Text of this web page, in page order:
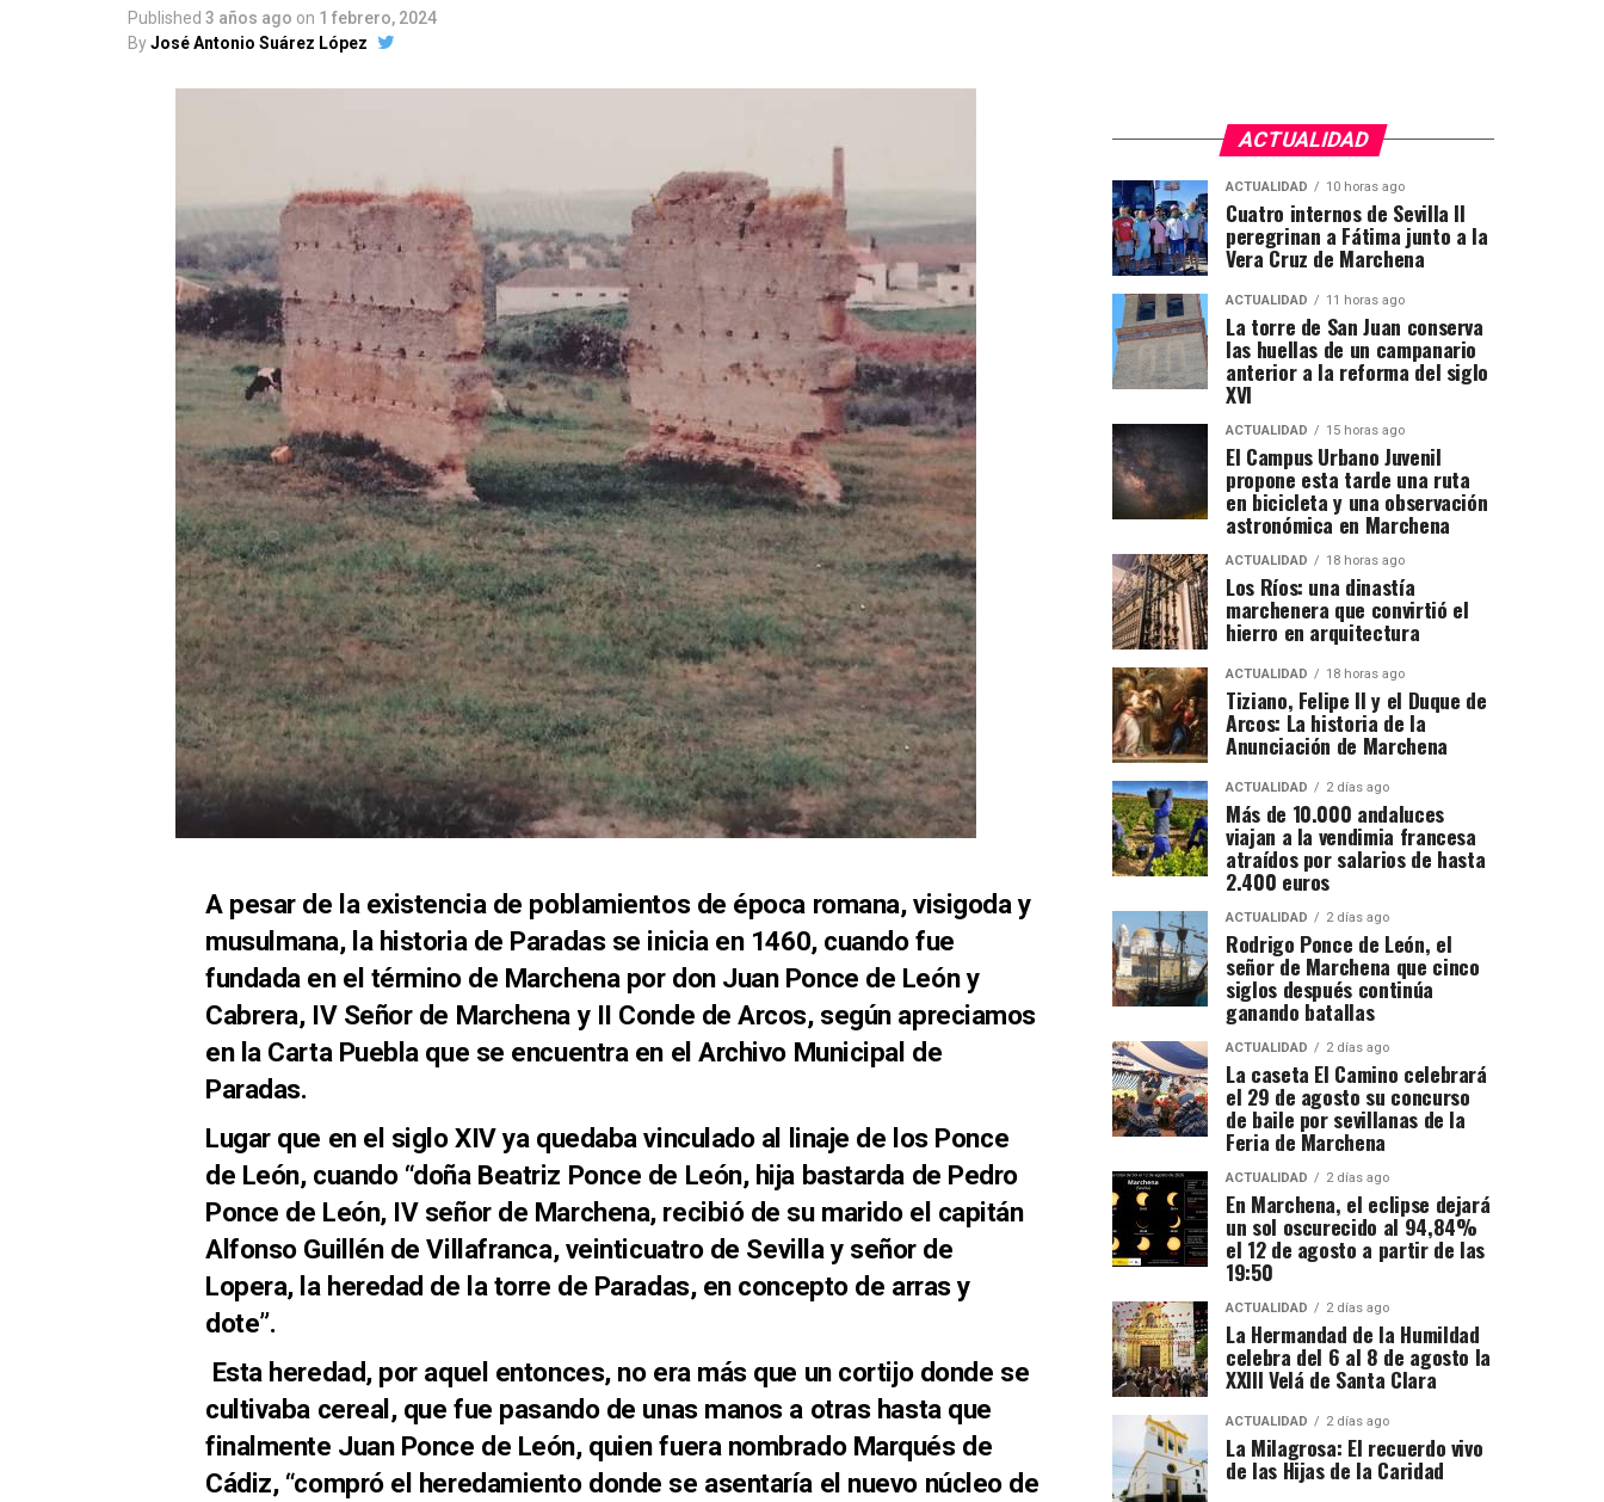
Published 3 años ago on 1 febrero, 2024
ByJosé Antonio Suárez López
A pesar de la existencia de poblamientos de época romana, visigoda y
musulmana, la historia de Paradas se inicia en 1460, cuando fue
fundada en el término de Marchena por don Juan Ponce de León y
Cabrera, IV Señor de Marchena y II Conde de Arcos, según apreciamos
en la Carta Puebla que se encuentra en el Archivo Municipal de
Paradas.
Lugar que en el siglo XIV ya quedaba vinculado al linaje de los Ponce
de León, cuando “doña Beatriz Ponce de León, hija bastarda de Pedro
Ponce de León, IV señor de Marchena, recibió de su marido el capitán
Alfonso Guillén de Villafranca, veinticuatro de Sevilla y señor de
Lopera, la heredad de la torre de Paradas, en concepto de arras y
dote”.
Esta heredad, por aquel entonces, no era más que un cortijo donde se
cultivaba cereal, que fue pasando de unas manos a otras hasta que
finalmente Juan Ponce de León, quien fuera nombrado Marqués de
Cádiz, “compró el heredamiento donde se asentaría el nuevo núcleo de
ACTUALIDAD
ACTUALIDAD 10 horas ago
Cuatro internos de Sevilla II
peregrinan a Fátima junto a la
Vera Cruz de Marchena
ACTUALIDAD 11 horas ago
La torre de San Juan conserva
las huellas de un campanario
anterior a la reforma del siglo
XVI
ACTUALIDAD 15 horas ago
El Campus Urbano Juvenil
propone esta tarde una ruta
en bicicleta y una observación
astronómica en Marchena
ACTUALIDAD 18 horas ago
Los Ríos: una dinastía
marchenera que convirtió el
hierro en arquitectura
ACTUALIDAD 18 horas ago
Tiziano, Felipe II y el Duque de
Arcos: La historia de la
Anunciación de Marchena
ACTUALIDAD 2 días ago
Más de 10.000 andaluces
viajan a la vendimia francesa
atraídos por salarios de hasta
2.400 euros
ACTUALIDAD 2 días ago
Rodrigo Ponce de León, el
señor de Marchena que cinco
siglos después continúa
ganando batallas
ACTUALIDAD 2 días ago
La caseta El Camino celebrará
el 29 de agosto su concurso
de baile por sevillanas de la
Feria de Marchena
ACTUALIDAD 2 días ago
En Marchena, el eclipse dejará
un sol oscurecido al 94,84%
el 12 de agosto a partir de las
19:50
ACTUALIDAD 2 días ago
La Hermandad de la Humildad
celebra del 6 al 8 de agosto la
XXIII Velá de Santa Clara
ACTUALIDAD 2 días ago
La Milagrosa: El recuerdo vivo
de las Hijas de la Caridad